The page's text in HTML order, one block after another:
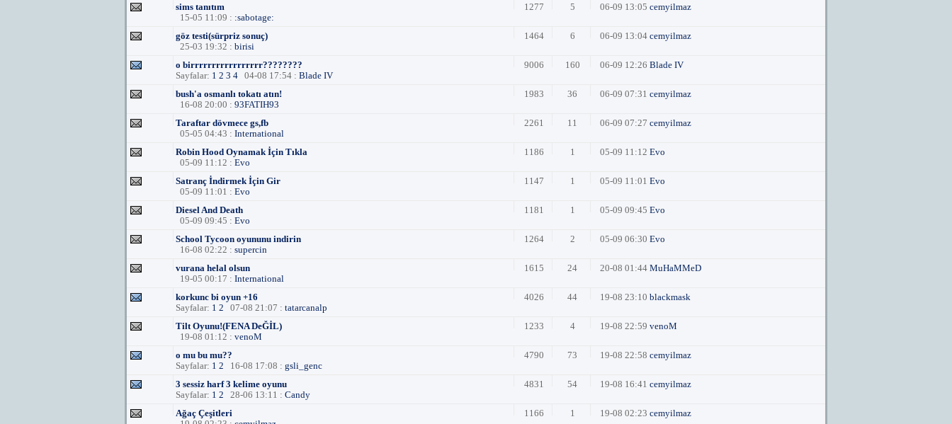
sims tanıtım
15-05 11:09 : :sabotage:
1277 5 06-09 13:05 cemyilmaz
göz testi(sürpriz sonuç)
25-03 19:32 : birisi
1464 6 06-09 13:04 cemyilmaz
o birrrrrrrrrrrrrrrrr????????
Sayfalar: 1 2 3 4 04-08 17:54 : Blade IV
9006 160 06-09 12:26 Blade IV
bush'a osmanlı tokatı atın!
16-08 20:00 : 93FATIH93
1983 36 06-09 07:31 cemyilmaz
Taraftar dövmece gs,fb
05-05 04:43 : International
2261 11 06-09 07:27 cemyilmaz
Robin Hood Oynamak İçin Tıkla
05-09 11:12 : Evo
1186 1 05-09 11:12 Evo
Satranç İndirmek İçin Gir
05-09 11:01 : Evo
1147 1 05-09 11:01 Evo
Diesel And Death
05-09 09:45 : Evo
1181 1 05-09 09:45 Evo
School Tycoon oyununu indirin
16-08 02:22 : supercin
1264 2 05-09 06:30 Evo
vurana helal olsun
19-05 00:17 : International
1615 24 20-08 01:44 MuHaMMeD
korkunc bi oyun +16
Sayfalar: 1 2 07-08 21:07 : tatarcanalp
4026 44 19-08 23:10 blackmask
Tilt Oyunu!(FENA DeĞİL)
19-08 01:12 : venoM
1233 4 19-08 22:59 venoM
o mu bu mu??
Sayfalar: 1 2 16-08 17:08 : gsli_genc
4790 73 19-08 22:58 cemyilmaz
3 sessiz harf 3 kelime oyunu
Sayfalar: 1 2 28-06 13:11 : Candy
4831 54 19-08 16:41 cemyilmaz
Ağaç Çeşitleri
1166 1 19-08 02:23 cemyilmaz